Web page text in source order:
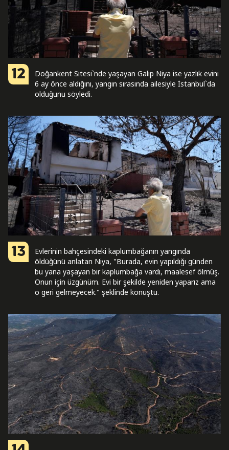
12
Doğankent Sitesi`nde yaşayan Galip Niya ise yazlık evini
6 ay önce aldığını, yangın sırasında ailesiyle İstanbul`da
olduğunu söyledi.
13
Evlerinin bahçesindeki kaplumbağanın yangında
öldüğünü anlatan Niya, "Burada, evin yapıldığı günden
bu yana yaşayan bir kaplumbağa vardı, maalesef ölmüş.
Onun için üzgünüm. Evi bir şekilde yeniden yaparız ama
o geri gelmeyecek." şeklinde konuştu.